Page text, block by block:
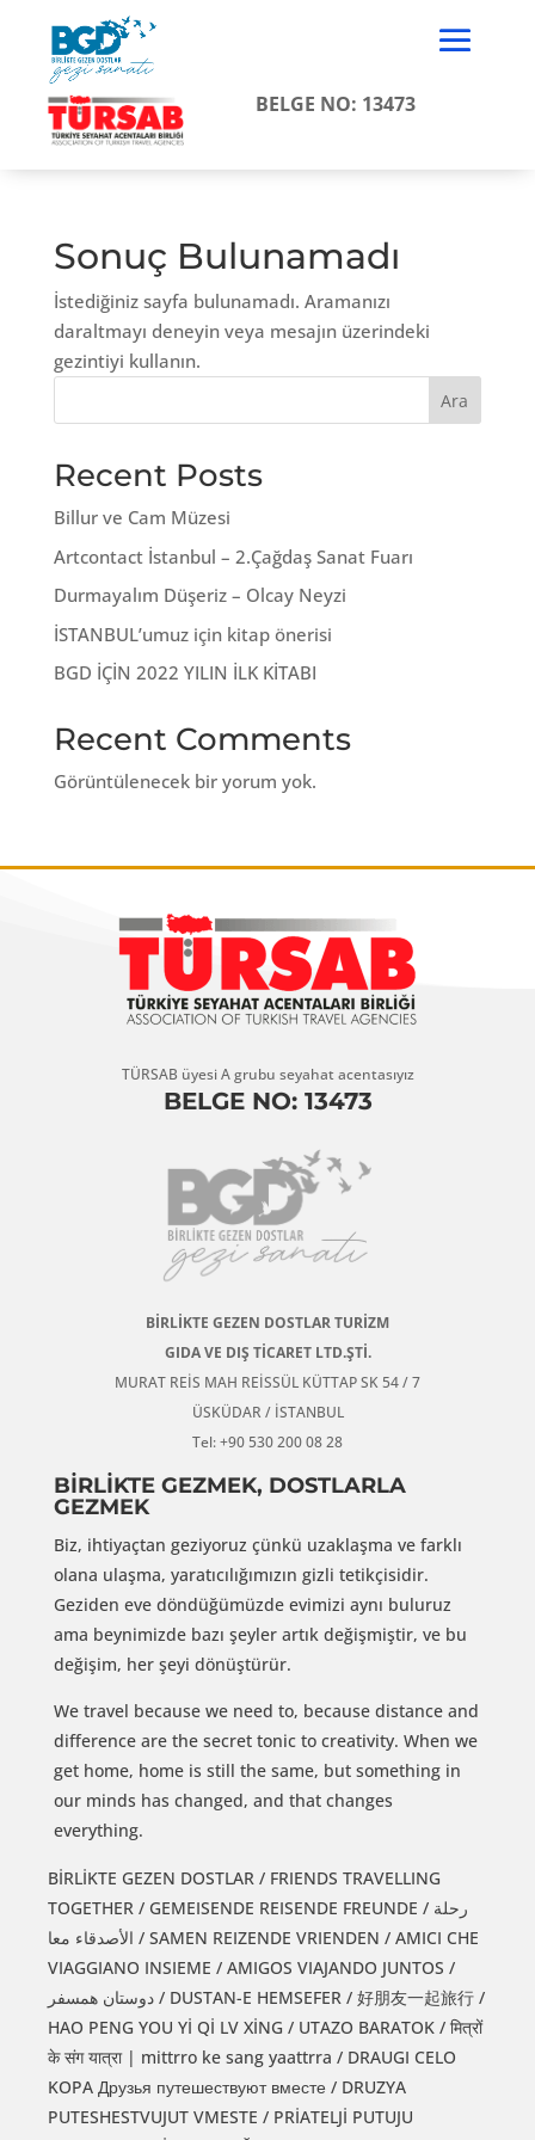
BELGE NO: 13473
Sonuç Bulunamadı
İstediğiniz sayfa bulunamadı. Aramanızı
daraltmayı deneyin veya mesajın üzerindeki
gezintiyi kullanın.
Ara
Recent Posts
Billur ve Cam Müzesi
Artcontact İstanbul – 2.Çağdaş Sanat Fuarı
Durmayalım Düşeriz – Olcay Neyzi
İSTANBUL’umuz için kitap önerisi
BGD İÇİN 2022 YILIN İLK KİTABI
Recent Comments
Görüntülenecek bir yorum yok.
TÜRSAB üyesi A grubu seyahat acentasıyız
BELGE NO: 13473
BİRLİKTE GEZEN DOSTLAR TURİZM
GIDA VE DIŞ TİCARET LTD.ŞTİ.
MURAT REİS MAH REİSSÜL KÜTTAP SK 54 / 7
ÜSKÜDAR / İSTANBUL
Tel: +90 530 200 08 28
BİRLİKTE GEZMEK, DOSTLARLA
GEZMEK
Biz, ihtiyaçtan geziyoruz çünkü uzaklaşma ve farklı
olana ulaşma, yaratıcılığımızın gizli tetikçisidir.
Geziden eve döndüğümüzde evimizi aynı buluruz
ama beynimizde bazı şeyler artık değişmiştir, ve bu
değişim, her şeyi dönüştürür.
We travel because we need to, because distance and
difference are the secret tonic to creativity. When we
get home, home is still the same, but something in
our minds has changed, and that changes
everything.
BİRLİKTE GEZEN DOSTLAR / FRIENDS TRAVELLING
TOGETHER / GEMEISENDE REISENDE FREUNDE / رحلة
الأصدقاء معا / SAMEN REIZENDE VRIENDEN / AMICI CHE
VIAGGIANO INSIEME / AMIGOS VIAJANDO JUNTOS /
دوستان همسفر / DUSTAN-E HEMSEFER / 好朋友一起旅行 /
HAO PENG YOU Yİ Qİ LV XİNG / UTAZO BARATOK / मित्रों
के संग यात्रा | mittrro ke sang yaattrra / DRAUGI CELO
KOPA Друзья путешествуют вместе / DRUZYA
PUTESHESTVUJUT VMESTE / PRİATELJİ PUTUJU